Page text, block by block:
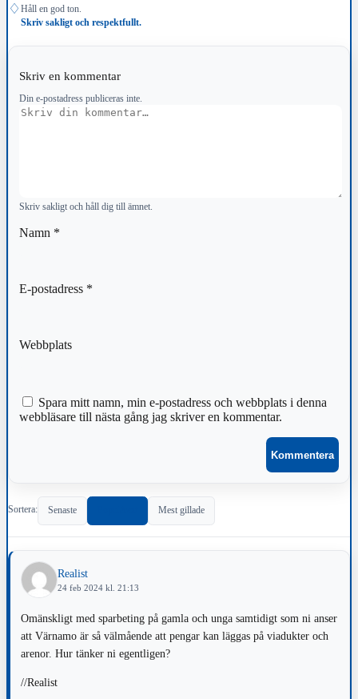
♢ Håll en god ton.
Skriv sakligt och respektfullt.
Skriv en kommentar
Din e-postadress publiceras inte.
Kommentar
Skriv sakligt och håll dig till ämnet.
Namn *
E-postadress *
Webbplats
Spara mitt namn, min e-postadress och webbplats i denna
webbläsare till nästa gång jag skriver en kommentar.
Sortera: Senaste Mest gillade
Realist
24 feb 2024 kl. 21:13
Omänskligt med sparbeting på gamla och unga samtidigt som ni anser
att Värnamo är så välmående att pengar kan läggas på viadukter och
arenor. Hur tänker ni egentligen?
//Realist